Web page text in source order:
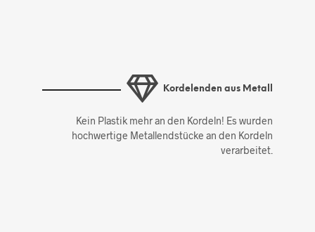
Kordelenden aus Metall
Kein Plastik mehr an den Kordeln! Es wurden
hochwertige Metallendstücke an den Kordeln
verarbeitet.